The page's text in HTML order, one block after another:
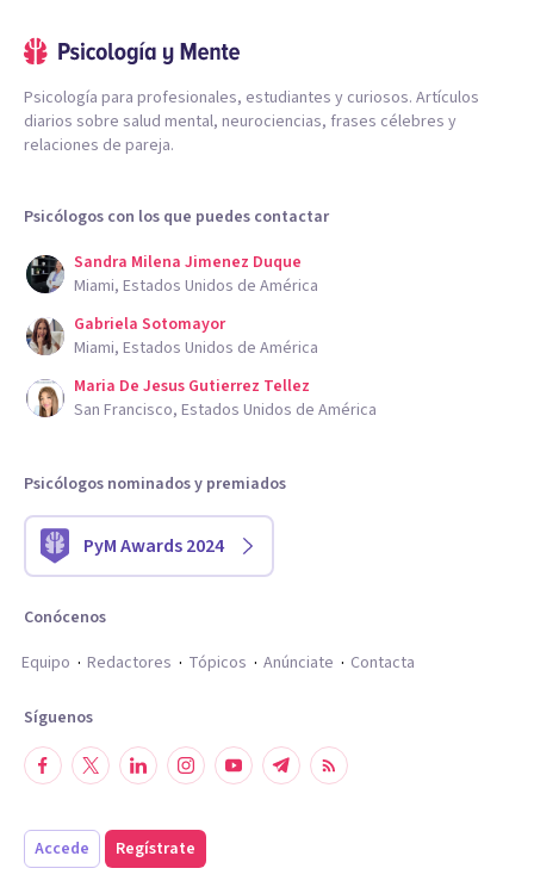
Psicología para profesionales, estudiantes y curiosos. Artículos
diarios sobre salud mental, neurociencias, frases célebres y
relaciones de pareja.
Psicólogos con los que puedes contactar
Sandra Milena Jimenez Duque
Miami, Estados Unidos de América
Gabriela Sotomayor
Miami, Estados Unidos de América
Maria De Jesus Gutierrez Tellez
San Francisco, Estados Unidos de América
Psicólogos nominados y premiados
PyM Awards 2024
Conócenos
Equipo
Redactores Tópicos Anúnciate Contacta
Síguenos
Accede Regístrate